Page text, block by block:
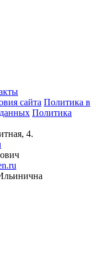
сайта Политика в
Политика
4.